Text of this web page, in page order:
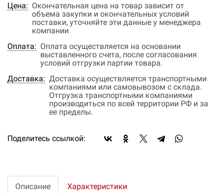
Цена: Окончательная цена на товар зависит от
объема закупки и окончательных условий
поставки, уточняйте эти данные у менеджера
компании
Оплата: Оплата осуществляется на основании
выставленного счета, после согласования
условий отгрузки партии товара.
Доставка: Доставка осуществляется транспортными
компаниями или самовывозом с склада.
Отгрузка транспортными компаниями
производиться по всей территории РФ и за
ее пределы.
Поделитесь ссылкой:
Описание Характеристики